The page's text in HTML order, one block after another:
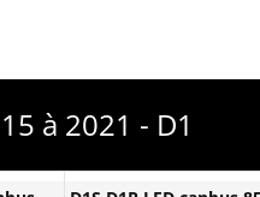
à 2021 - D1